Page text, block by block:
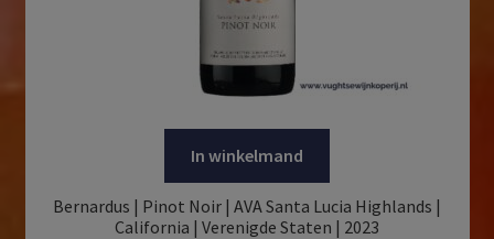
In winkelmand
Bernardus | Pinot Noir | AVA Santa Lucia Highlands |
California | Verenigde Staten | 2023